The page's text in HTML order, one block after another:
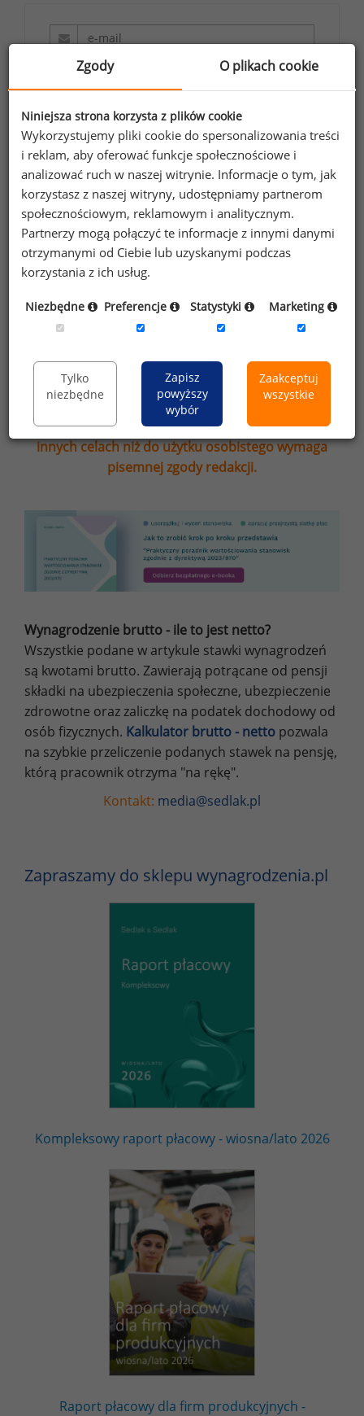
Wyrażam zgodę na przetwarzanie moich
danych osobowych zawartych w
formularzu przez Sedlak&Sedlak sp. z o.o.
sp. k. w celu otrzymywania bezpłatnego
newsletter’a portalu wynagrodzenia.pl.
Wyrażam zgodę na przesyłanie na podany
adres e-mail ofert handlowych oraz
informacji marketingowych. Oświadczam,
że zapoznałem się z treściąinformacji na
temat przetwarzania
Zapisz
Przypominamy, że zgodnie z pkt 2.6 - 2.7
regulaminu kopiowanie, przetwarzanie i
wykorzystywanie tekstów oraz danych portalu w
innych celach niż do użytku osobistego wymaga
pisemnej zgody redakcji.
Wynagrodzenie brutto - ile to jest netto?
Wszystkie podane w artykule stawki wynagrodzeń
są kwotami brutto. Zawierają potrącane od pensji
składki na ubezpieczenia społeczne, ubezpieczenie
zdrowotne oraz zaliczkę na podatek dochodowy od
osób fizycznych. Kalkulator brutto - netto pozwala
na szybkie przeliczenie podanych stawek na pensję,
którą pracownik otrzyma "na rękę".
Kontakt: media@sedlak.pl
Zapraszamy do sklepu wynagrodzenia.pl
Kompleksowy raport płacowy - wiosna/lato 2026
Raport płacowy dla firm produkcyjnych -
Zgody O plikach cookie
Niniejsza strona korzysta z plików cookie
Wykorzystujemy pliki cookie do spersonalizowania treści
i reklam, aby oferować funkcje społecznościowe i
analizować ruch w naszej witrynie. Informacje o tym, jak
korzystasz z naszej witryny, udostępniamy partnerom
społecznościowym, reklamowym i analitycznym.
Partnerzy mogą połączyć te informacje z innymi danymi
otrzymanymi od Ciebie lub uzyskanymi podczas
korzystania z ich usług.
Niezbędne Preferencje Statystyki Marketing
Tylko
niezbędne
Zapisz
powyższy
wybór
Zaakceptuj
wszystkie